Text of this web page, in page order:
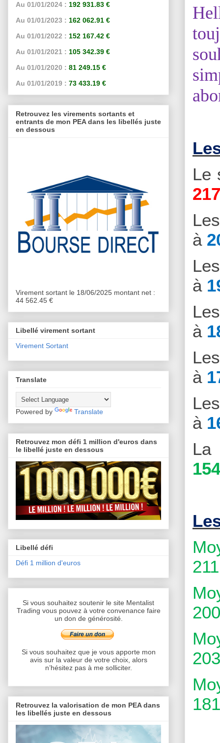
Le
à
à
à
à
à
La
Au 01/01/2024 : 192 931.83 €
Au 01/01/2023 : 162 062.91 €
Au 01/01/2022 : 152 167.42 €
Au 01/01/2021 : 105 342.39 €
Au 01/01/2020 : 81 249.15 €
Au 01/01/2019 : 73 433.19 €
Retrouvez les virements sortants et
entrants de mon PEA dans les libellés juste
en dessous
Virement sortant le 18/06/2025 montant net :
44 562.45 €
Libellé virement sortant
Virement Sortant
Translate
Powered by Translate
Retrouvez mon défi 1 million d'euros dans
le libellé juste en dessous
Libellé défi
Défi 1 million d'euros
Si vous souhaitez soutenir le site Mentalist
Trading vous pouvez à votre convenance faire
un don de générosité.
Si vous souhaitez que je vous apporte mon
avis sur la valeur de votre choix, alors
n’hésitez pas à me solliciter.
Retrouvez la valorisation de mon PEA dans
les libellés juste en dessous